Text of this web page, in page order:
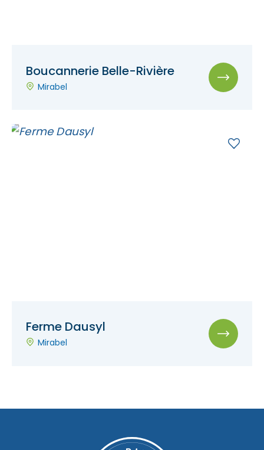
Boucannerie Belle-Rivière
Mirabel
Ferme Dausyl
Mirabel